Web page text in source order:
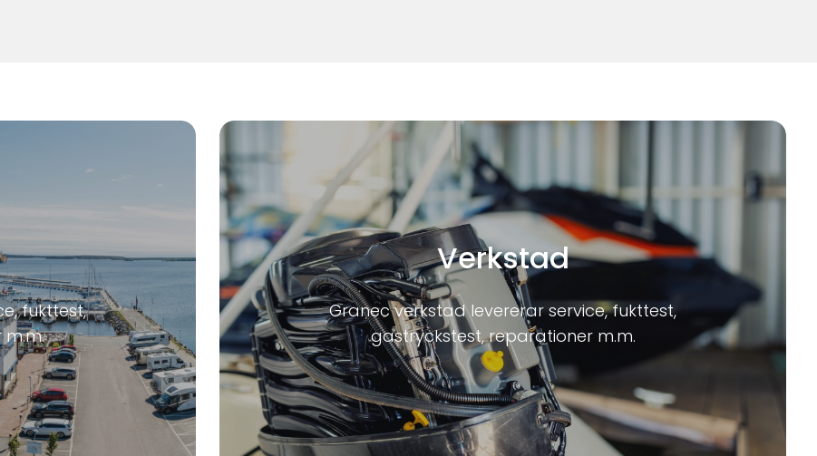
fukttest,
Verkstad
Granec verkstad levererar service, fukttest,
gastryckstest, reparationer m.m.